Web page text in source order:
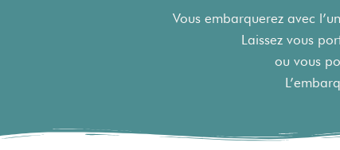
Vous embarquerez avec
Laissez vous
ou vous